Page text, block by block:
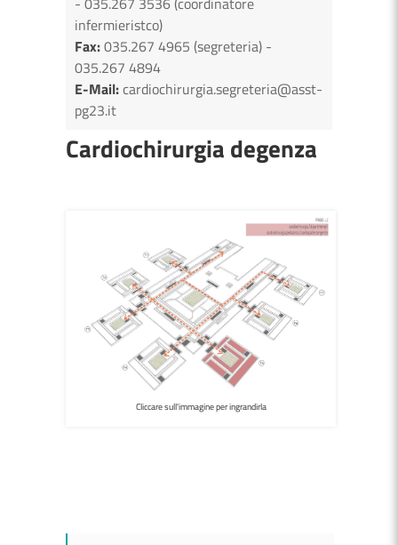
infermieristco)
Fax:035.267 4965 (segreteria) -
035.267 4894
E-Mail:cardiochirurgia.segreteria@asst-
pg23.it
Cardiochirurgia degenza
Cliccare sull'immagine per ingrandirla